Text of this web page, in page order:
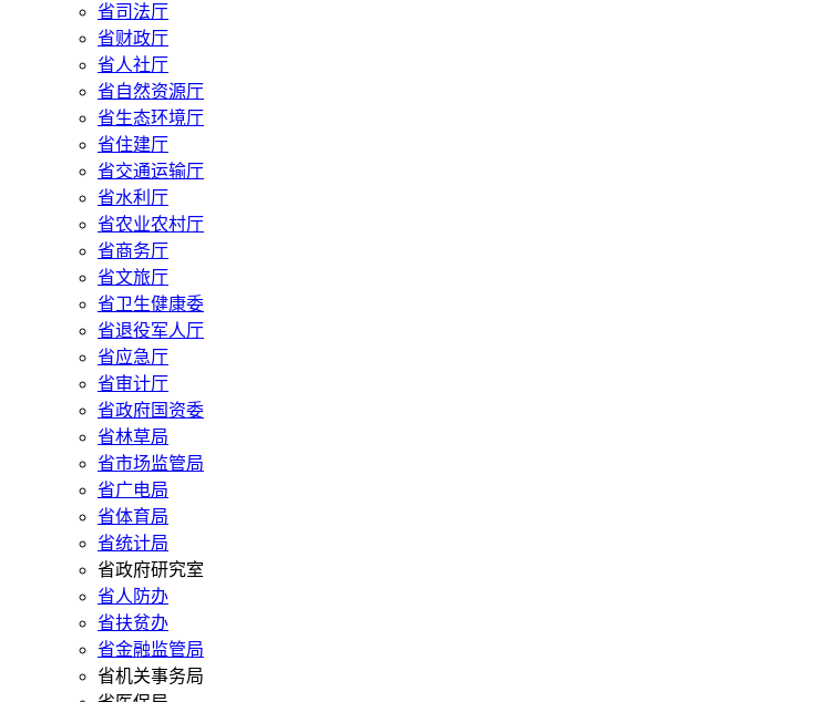
省司法厅
省财政厅
省人社厅
省自然资源厅
省生态环境厅
省住建厅
省交通运输厅
省水利厅
省农业农村厅
省商务厅
省文旅厅
省卫生健康委
省退役军人厅
省应急厅
省审计厅
省政府国资委
省林草局
省市场监管局
省广电局
省体育局
省统计局
省政府研究室
省人防办
省扶贫办
省金融监管局
省机关事务局